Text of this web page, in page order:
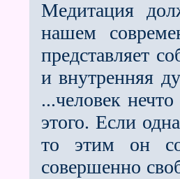
Медитация
нашем
представляет
и внутренняя
...человек
этого. Если
то этим он
совершенно